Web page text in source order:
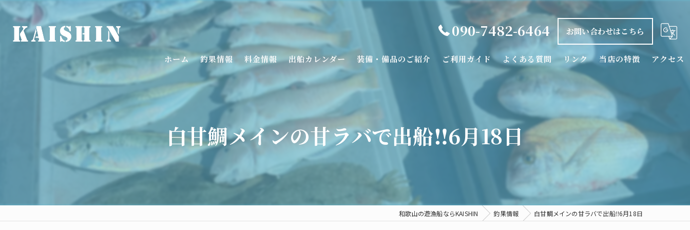
090-7482-6464 お問い合わせはこちら
ホーム 釣果情報 料金情報 出船カレンダー 装備・備品のご紹介 ご利用ガイド よくある質問 リンク 当店の特徴
釣り船
タイラバ
シロアマダイ
アクセス
白甘鯛メインの甘ラバで出船‼️6月18日
和歌山の遊漁船ならKAISHIN 釣果情報 白甘鯛メインの甘ラバで出船‼️6月18日